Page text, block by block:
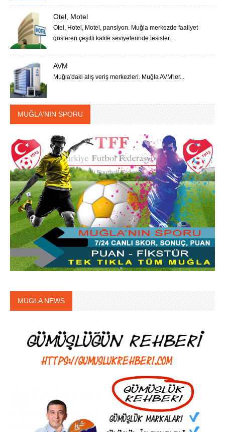
Otel, Motel
Otel, Hotel, Motel, pansiyon. Muğla merkezde faaliyet
gösteren çeşitli kalite seviyelerinde tesisler...
AVM
Muğla'daki alış veriş merkezleri. Muğla AVM'ler...
MUĞLA'NIN SPORU
MUGLA NEWS